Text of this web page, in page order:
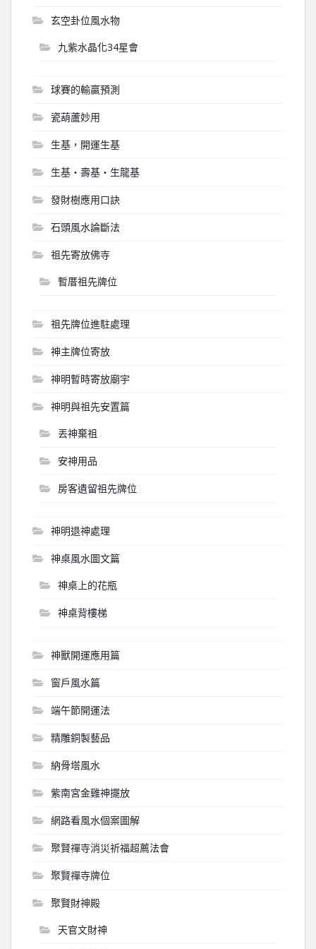
玄空卦位風水物
九紫水晶化34星會
球賽的輸贏預測
瓷葫蘆妙用
生基，開運生基
生基‧壽基‧生龍基
發財樹應用口訣
石頭風水論斷法
祖先寄放佛寺
暫厝祖先牌位
祖先牌位進駐處理
神主牌位寄放
神明暫時寄放廟宇
神明與祖先安置篇
丟神棄祖
安神用品
房客遺留祖先牌位
神明退神處理
神桌風水圖文篇
神桌上的花瓶
神桌背樓梯
神獸開運應用篇
窗戶風水篇
端午節開運法
精雕銅製藝品
納骨塔風水
紫南宮金雞神擺放
網路看風水個案圖解
聚賢禪寺消災祈福超薦法會
聚賢禪寺牌位
聚賢財神殿
天官文財神